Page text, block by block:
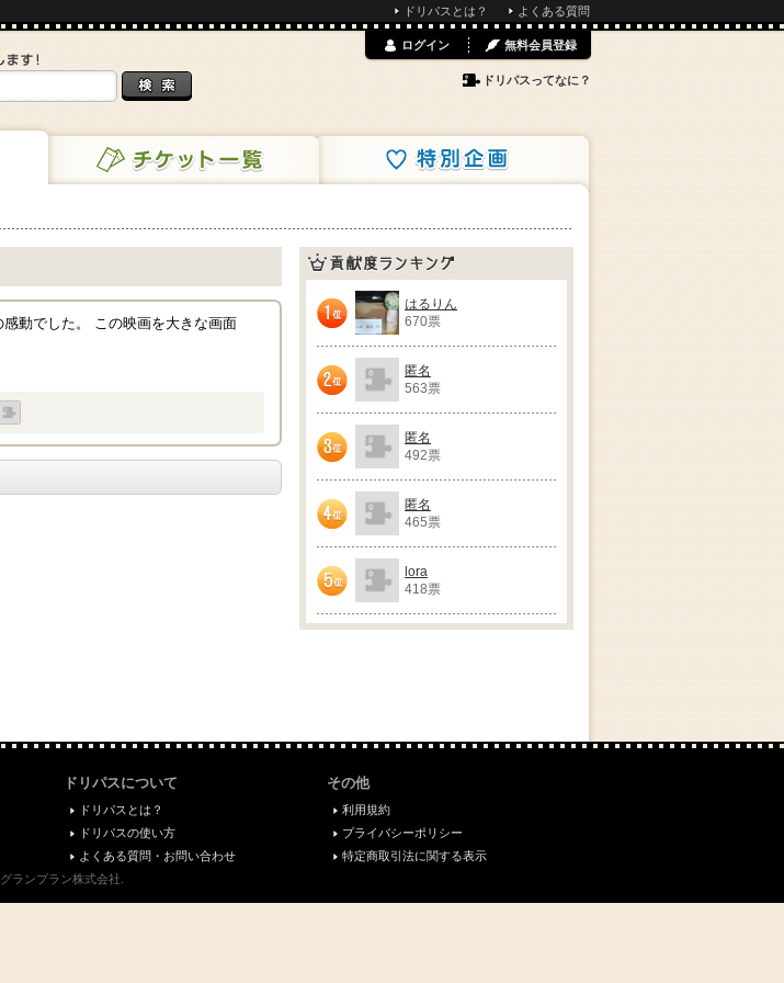
ドリパスとは？ よくある質問
チケット一覧 特別企画
ログイン 無料会員登録
ドリパスってなに？
動でした。 この映画を大きな画面
貢献度ランキング
1位
はるりん
670票
2位
匿名
563票
3位
匿名
492票
4位
匿名
465票
5位
lora
418票
ドリパスについて
ドリパスとは？
ドリパスの使い方
よくある質問・お問い合わせ
その他
利用規約
プライバシーポリシー
特定商取引法に関する表示
ランプラン株式会社.